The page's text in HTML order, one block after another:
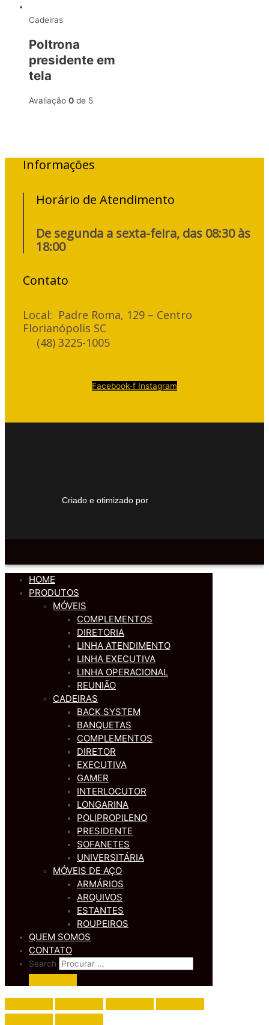
Cadeiras
Poltrona
presidente em
tela
Avaliação 0 de 5
Informações
Horário de Atendimento
De segunda a sexta-feira, das 08:30 às
18:00
Contato
Local: Padre Roma, 129 – Centro
Florianópolis SC
(48) 3225-1005
Facebook-f Instagram
Criado e otimizado por
HOME
PRODUTOS
MÓVEIS
COMPLEMENTOS
DIRETORIA
LINHA ATENDIMENTO
LINHA EXECUTIVA
LINHA OPERACIONAL
REUNIÃO
CADEIRAS
BACK SYSTEM
BANQUETAS
COMPLEMENTOS
DIRETOR
EXECUTIVA
GAMER
INTERLOCUTOR
LONGARINA
POLIPROPILENO
PRESIDENTE
SOFANETES
UNIVERSITÁRIA
MÓVEIS DE AÇO
ARMÁRIOS
ARQUIVOS
ESTANTES
ROUPEIROS
QUEM SOMOS
CONTATO
Search